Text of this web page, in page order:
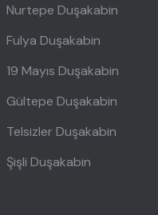
Nurtepe Duşakabin
Fulya Duşakabin
19 Mayıs Duşakabin
Gültepe Duşakabin
Telsizler Duşakabin
Şişli Duşakabin